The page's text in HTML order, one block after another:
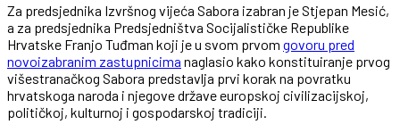
Za predsjednika Izvršnog vijeća Sabora izabran je Stjepan Mesić,
a za predsjednika Predsjedništva Socijalističke Republike
Hrvatske Franjo Tuđman koji je u svom prvom govoru pred
novoizabranim zastupnicima naglasio kako konstituiranje prvog
višestranačkog Sabora predstavlja prvi korak na povratku
hrvatskoga naroda i njegove države europskoj civilizacijskoj,
političkoj, kulturnoj i gospodarskoj tradiciji.